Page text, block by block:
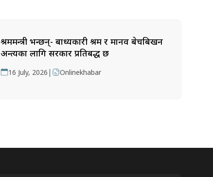
श्रममन्त्री भन्छन्- बाध्यकारी श्रम र मानव बेचबिखन
अन्त्यका लागि सरकार प्रतिबद्ध छ
16 July, 2026 | Onlinekhabar